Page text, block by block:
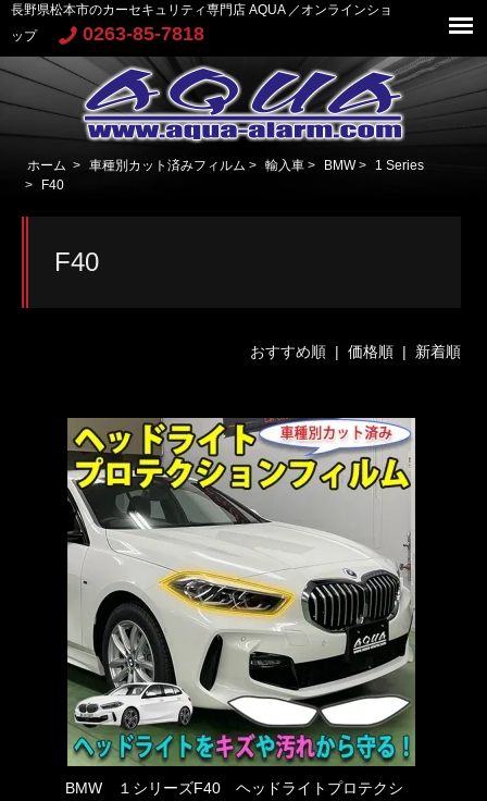
長野県松本市のカーセキュリティ専門店 AQUA ／オンラインショ
ップ
0263-85-7818
ホーム > 車種別カット済みフィルム > 輸入車 > BMW>
1 Series
>
F40
F40
おすすめ順 | 価格順| 新着順
BMW １シリーズF40 ヘッドライトプロテクシ